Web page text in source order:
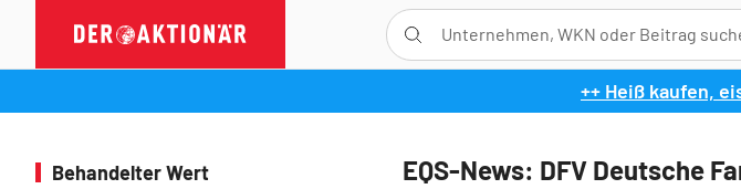
++ Heiß kaufen,
EQS-News: DFV Deutsche
Behandelter Wert